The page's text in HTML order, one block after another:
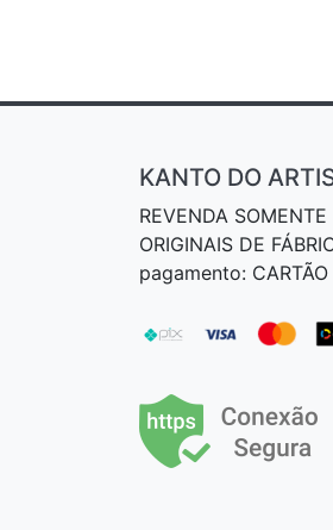
KANTO DO
REVENDA
ORIGINAIS DE
pagamento: CARTÃO